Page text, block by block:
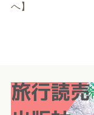
へ】